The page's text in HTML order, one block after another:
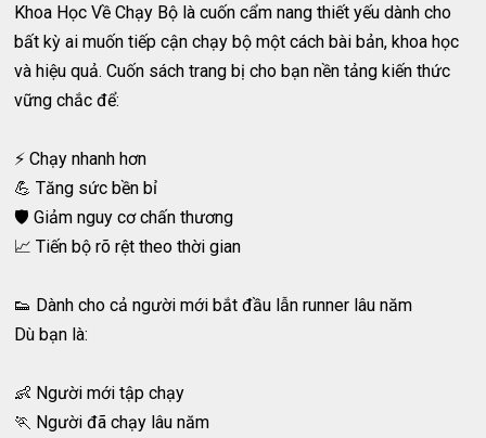
Khoa Học Về Chạy Bộ là cuốn cẩm nang thiết yếu dành cho
bất kỳ ai muốn tiếp cận chạy bộ một cách bài bản, khoa học
và hiệu quả. Cuốn sách trang bị cho bạn nền tảng kiến thức
vững chắc để:
⚡ Chạy nhanh hơn
💪 Tăng sức bền bỉ
🛡️ Giảm nguy cơ chấn thương
📈 Tiến bộ rõ rệt theo thời gian
👟 Dành cho cả người mới bắt đầu lẫn runner lâu năm
Dù bạn là:
👶 Người mới tập chạy
🏃 Người đã chạy lâu năm